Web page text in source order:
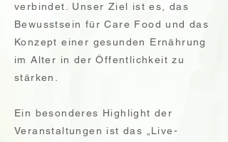
verbindet. Unser Ziel ist es, das
Bewusstsein für Care Food und das
Konzept einer gesunden Ernährung
im Alter in der Öffentlichkeit zu
stärken.
Ein besonderes Highlight der
Veranstaltungen ist das „Live-